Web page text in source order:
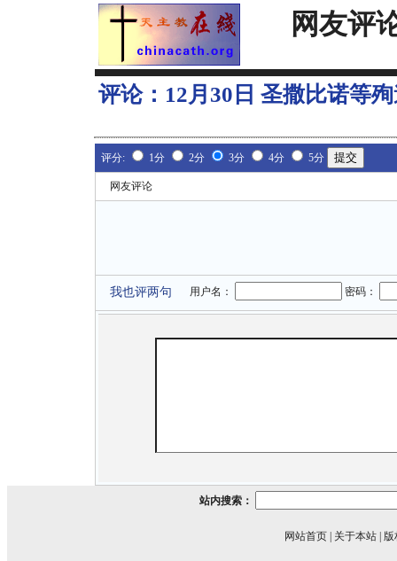
网友评
评论： 12月30日 圣撒比诺等
评分: 1分 2分 3分 4分 5分
网友评论
我也评两句 用户名： 密码：
站内搜索：
网站首页 关于本站 版